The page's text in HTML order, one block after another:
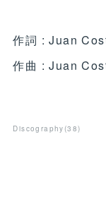
作詞 : Juan
作曲 : Juan
Discography (38)